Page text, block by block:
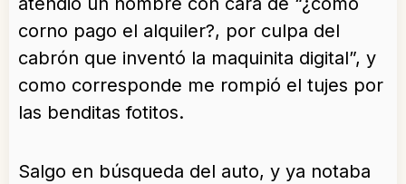
corno pago el alquiler?, por culpa del
cabrón que inventó la maquinita digital”, y
como corresponde me rompió el tujes por
las benditas fotitos.
Salgo en búsqueda del auto, y ya notaba